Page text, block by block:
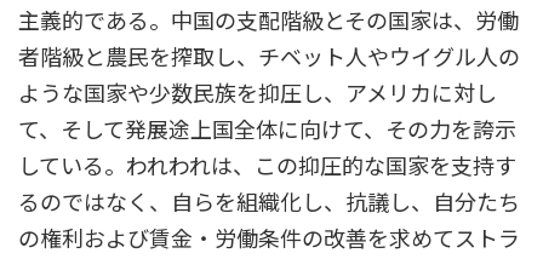
主義的である。中国の支配階級とその国家は、労働
者階級と農民を搾取し、チベット人やウイグル人の
ような国家や少数民族を抑圧し、アメリカに対し
て、そして発展途上国全体に向けて、その力を誇示
している。われわれは、この抑圧的な国家を支持す
るのではなく、自らを組織化し、抗議し、自分たち
の権利および賃金・労働条件の改善を求めてストラ